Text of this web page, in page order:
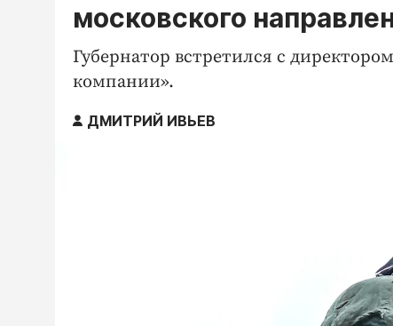
московского
Губернатор встретился с
компании».
ДМИТРИЙ ИВЬЕВ